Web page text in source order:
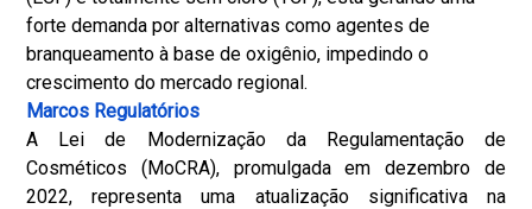
forte demanda por alternativas como agentes de
branqueamento à base de oxigênio, impedindo o
crescimento do mercado regional.
Marcos Regulatórios
A Lei de Modernização da Regulamentação de
Cosméticos (MoCRA), promulgada em dezembro de
2022, representa uma atualização significativa na